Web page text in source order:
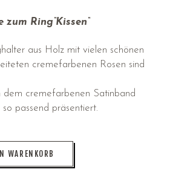
Ring“Kissen“
aus Holz mit vielen schönen
cremefarbenen Rosen sind
dem cremefarbenen Satinband
passend präsentiert.
WARENKORB